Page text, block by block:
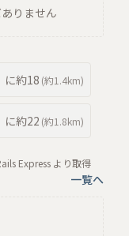
りません
に約18 (約1.4km)
に約22 (約1.8km)
Express より取得
一覧へ